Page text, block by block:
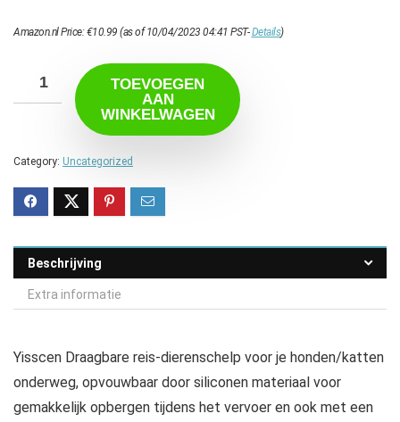
Amazon.nl Price:€10.99 (as of 10/04/2023 04:41 PST-Details)
TOEVOEGEN
AAN
WINKELWAGEN
Category: Uncategorized
Beschrijving
Extra informatie
Yisscen Draagbare reis-dierenschelp voor je honden/katten
onderweg, opvouwbaar door siliconen materiaal voor
gemakkelijk opbergen tijdens het vervoer en ook met een